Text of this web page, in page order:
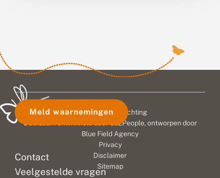
Contact
Veelgestelde vragen
Meld waarnemingen
© 2026 Vlinderstichting
Duurzaam ontwikkeld door
Go2People, ontworpen door
Blue Field Agency
Privacy
Disclaimer
Sitemap